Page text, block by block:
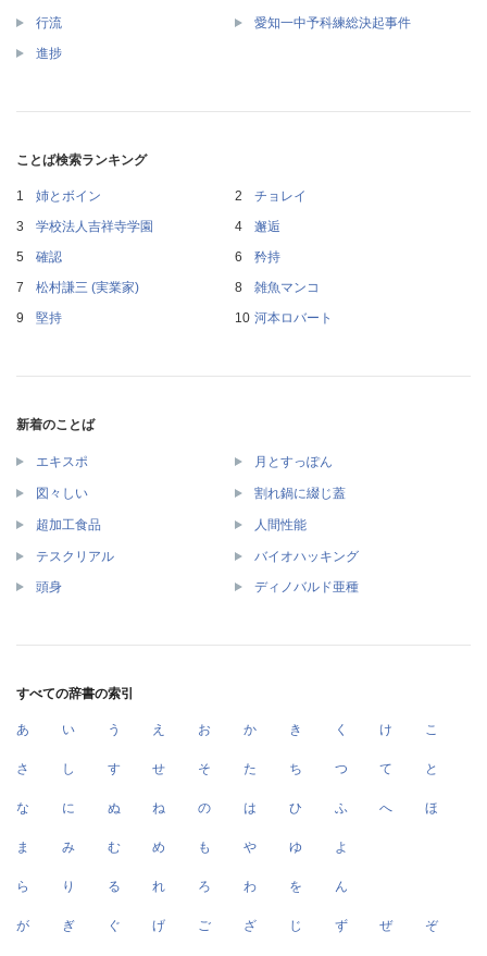
行流 愛知一中予科練総決起事件
進捗
ことば検索ランキング
姉とボイン
チョレイ
学校法人吉祥寺学園
邂逅
確認
矜持
松村謙三 (実業家)
雑魚マンコ
堅持
河本ロバート
新着のことば
エキスポ 月とすっぽん
図々しい 割れ鍋に綴じ蓋
超加工食品 人間性能
テスクリアル バイオハッキング
頭身 ディノバルド亜種
すべての辞書の索引
あ い う え お か き く け こ
さ し す せ そ た ち つ て と
な に ぬ ね の は ひ ふ へ ほ
ま み む め も や ゆ よ
ら り る れ ろ わ を ん
が ぎ ぐ げ ご ざ じ ず ぜ ぞ